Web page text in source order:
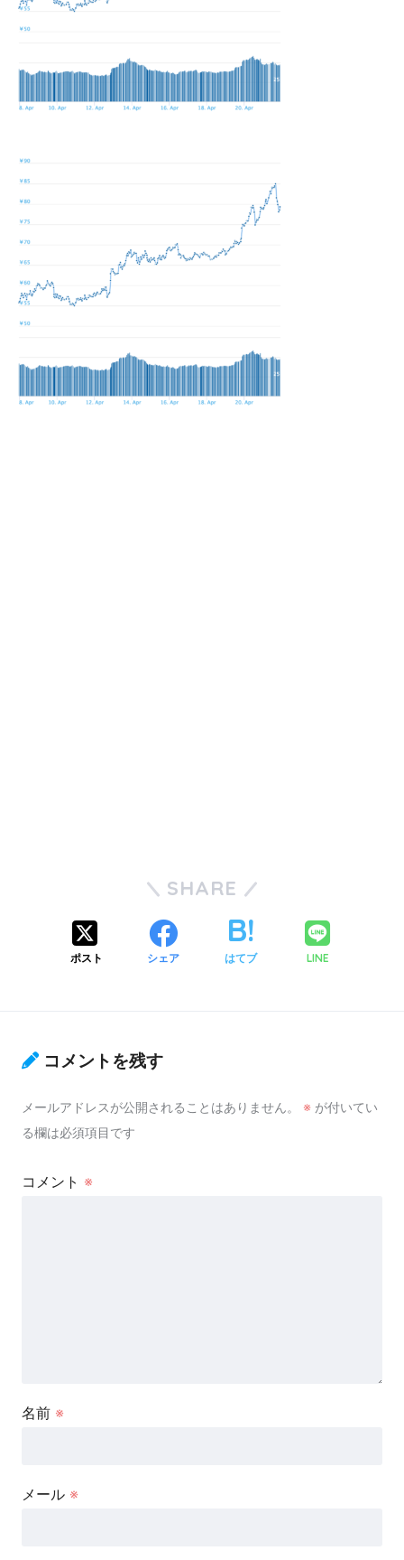
SHARE
ポスト シェア はてブ LINE
コメントを残す
メールアドレスが公開されることはありません。 ※ が付いてい
る欄は必須項目です
コメント ※
名前 ※
メール ※